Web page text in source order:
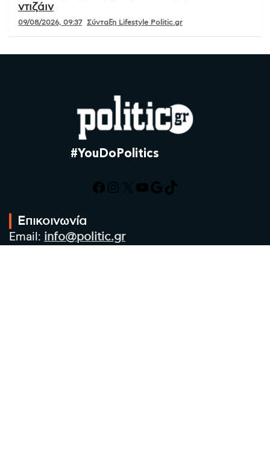
ντιζάιν
09/08/2026, 09:37 Σύνταξη Lifestyle Politic.gr
#YouDoPolitics
Facebook
Instagram
X YouTube
Google
TikTok
Επικοινωνία
Email: info@politic.gr